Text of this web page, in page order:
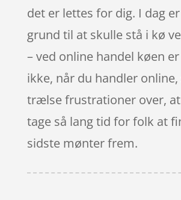
det er lettes for dig. I dag
grund til at skulle stå i kø
– ved online handel køen
ikke, når du handler online,
trælse frustrationer over,
tage så lang tid for folk at
sidste mønter frem.